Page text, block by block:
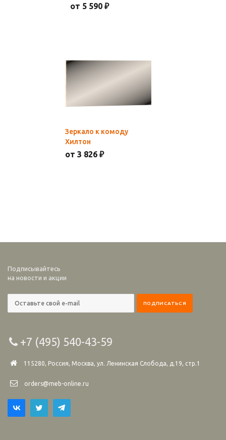
от 5 590 ₽
Зеркало к комоду
Хилтон
от 3 826 ₽
Подписывайтесь
на новости и акции
+7 (495) 540-43-59
115280, Россия, Москва, ул. Ленинская Слобода, д.19, стр.1
orders@meb-online.ru